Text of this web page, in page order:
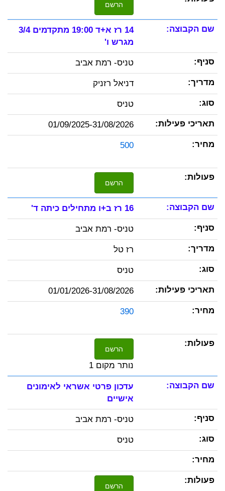
הרשם
14 רז א+ד 19:00 מתקדמים 3/4
מגרש ו'
טניס- רמת אביב
דניאל רזניק
טניס
01/09/2025-31/08/2026
500
הרשם
16 רז ב+ו מתחילים כיתה ד'
טניס- רמת אביב
רז טל
טניס
01/01/2026-31/08/2026
390
הרשם
נותר מקום 1
עדכון פרטי אשראי לאימונים
אישיים
טניס- רמת אביב
טניס
הרשם